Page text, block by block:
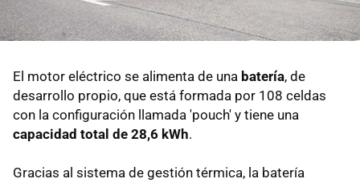
El motor eléctrico se alimenta de una batería, de
desarrollo propio, que está formada por 108 celdas
con la configuración llamada 'pouch' y tiene una
capacidad total de 28,6 kWh.
Gracias al sistema de gestión térmica, la batería